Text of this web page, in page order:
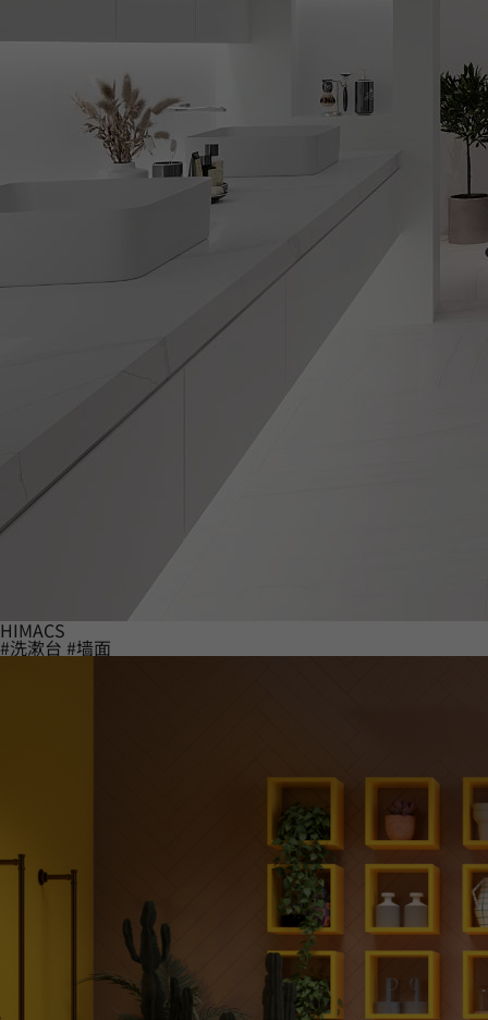
HIMACS
#洗漱台 #墙面